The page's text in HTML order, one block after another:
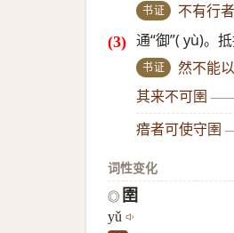
书证 不有行
通“御”( yù)。
书证 然不能
其来不可圉
瘖者可使守圉
词性变化
◎ 圉
yǔ